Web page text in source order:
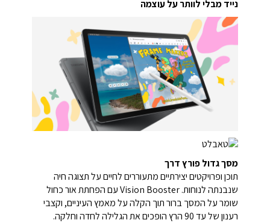
נייד מבלי לוותר על עוצמה
מסך גדול פורץ דרך
תוכן ופרויקטים יצירתיים מתעוררים לחיים על תצוגה חיה
שנבנתה לנוחות. Vision Booster עם הפחתת אור כחול
שומר על המסך ברור תוך הקלה על מאמץ העיניים, וקצבי
רענון של עד 90 הרץ הופכים את הגלילה לחדה וחלקה.